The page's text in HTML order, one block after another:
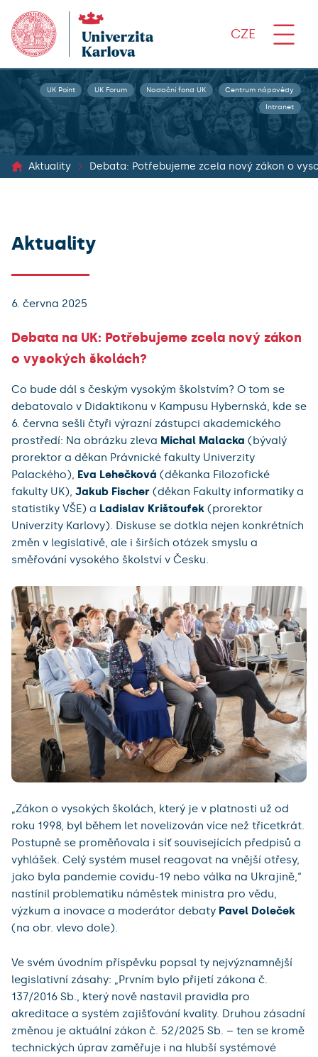
CZE
UK Point UK Forum Nadační fond UK Centrum nápovědy
Intranet
Aktuality Debata: Potřebujeme zcela nový zákon o
Aktuality
6. června 2025
Debata na UK: Potřebujeme zcela nový zákon
o vysokých školách?
Co bude dál s českým vysokým školstvím? O tom se
debatovalo v Didaktikonu v Kampusu Hybernská, kde se
6. června sešli čtyři výrazní zástupci akademického
prostředí: Na obrázku zleva Michal Malacka (bývalý
prorektor a děkan Právnické fakulty Univerzity
Palackého), Eva Lehečková (děkanka Filozofické
fakulty UK), Jakub Fischer (děkan Fakulty informatiky a
statistiky VŠE) a Ladislav Krištoufek (prorektor
Univerzity Karlovy). Diskuse se dotkla nejen konkrétních
změn v legislativě, ale i širších otázek smyslu a
směřování vysokého školství v Česku.
„Zákon o vysokých školách, který je v platnosti už od
roku 1998, byl během let novelizován více než třicetkrát.
Postupně se proměňovala i síť souvisejících předpisů a
vyhlášek. Celý systém musel reagovat na vnější otřesy,
jako byla pandemie covidu-19 nebo válka na Ukrajině,“
nastínil problematiku náměstek ministra pro vědu,
výzkum a inovace a moderátor debaty Pavel Doleček
(na obr. vlevo dole).
Ve svém úvodním příspěvku popsal ty nejvýznamnější
legislativní zásahy: „Prvním bylo přijetí zákona č.
137/2016 Sb., který nově nastavil pravidla pro
akreditace a systém zajišťování kvality. Druhou zásadní
změnou je aktuální zákon č. 52/2025 Sb. – ten se kromě
technických úprav zaměřuje i na hlubší systémové